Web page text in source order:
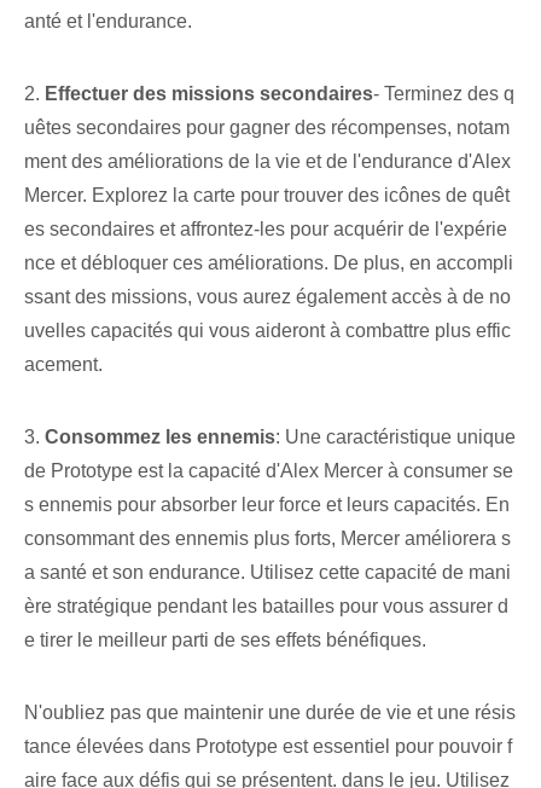
anté et l'endurance.
2. Effectuer des missions secondaires- Terminez des q
uêtes secondaires pour gagner des récompenses, notam
ment des améliorations de la vie et de l'endurance d'Alex
Mercer. Explorez la carte pour trouver des icônes de quêt
es secondaires et affrontez-les pour acquérir de l'expérie
nce et débloquer ces améliorations. De plus, en accompli
ssant des missions, vous aurez également accès à de no
uvelles capacités qui vous aideront à combattre plus effic
acement.
3. Consommez les ennemis: Une caractéristique unique
de Prototype est la capacité d'Alex Mercer à consumer se
s ennemis pour absorber leur force et leurs capacités. En
consommant des ennemis plus forts, Mercer améliorera s
a santé et son endurance. Utilisez cette capacité de mani
ère stratégique pendant les batailles pour vous assurer d
e tirer le meilleur parti de ses effets bénéfiques.
N'oubliez pas que maintenir une durée de vie et une résis
tance élevées dans Prototype est essentiel pour pouvoir f
aire face aux défis qui se présentent. dans le jeu. Utilisez